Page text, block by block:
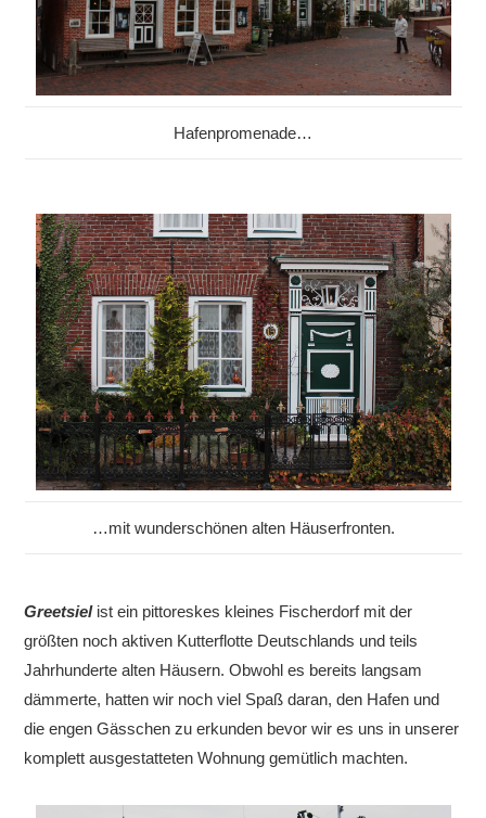
Hafenpromenade…
…mit wunderschönen alten Häuserfronten.
Greetsielist ein pittoreskes kleines Fischerdorf mit der
größten noch aktiven Kutterflotte Deutschlands und teils
Jahrhunderte alten Häusern. Obwohl es bereits langsam
dämmerte, hatten wir noch viel Spaß daran, den Hafen und
die engen Gässchen zu erkunden bevor wir es uns in unserer
komplett ausgestatteten Wohnung gemütlich machten.